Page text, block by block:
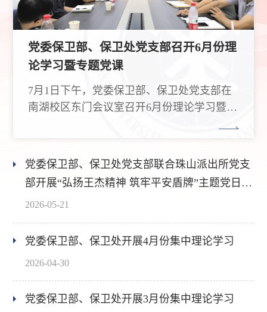
党委保卫部、保卫处党支部召开6月份理
论学习暨专题党课
7月1日下午，党委保卫部、保卫处党支部在
南湖校区东门会议室召开6月份理论学习暨专
党委保卫部、保卫处党支部联合珠山派出所党支
部开展“弘扬王杰精神 筑牢平安盾牌”主题党日活
动
2026-05-21
党委保卫部、保卫处开展4月份集中理论学习
2026-04-30
党委保卫部、保卫处开展3月份集中理论学习